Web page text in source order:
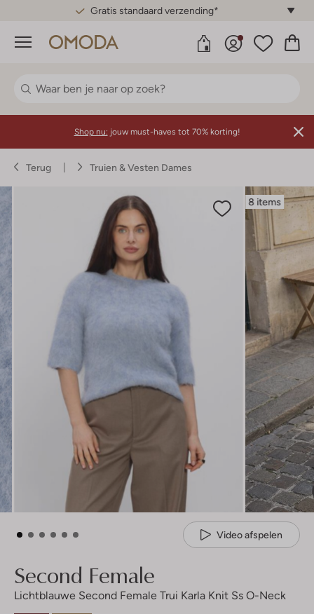
Gratis standaard verzending*
Menu
Shop nu: jouw must-haves tot 70% korting!
Terug Truien & Vesten Dames
8 items
Video afspelen
Second Female
Lichtblauwe Second Female Trui Karla Knit Ss O-Neck